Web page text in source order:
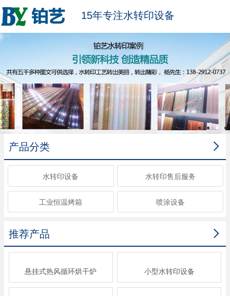
15年专注水转印设备

产品分类
水转印设备 水转印售后服务
工业恒温烤箱 喷涂设备

推荐产品
悬挂式热风循环烘干炉 小型水转印设备